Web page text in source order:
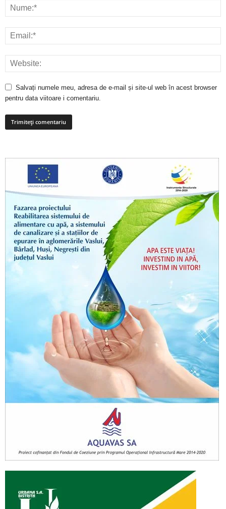
Salvați numele meu, adresa de e-mail și site-ul web în acest browser
pentru data viitoare i comentariu.